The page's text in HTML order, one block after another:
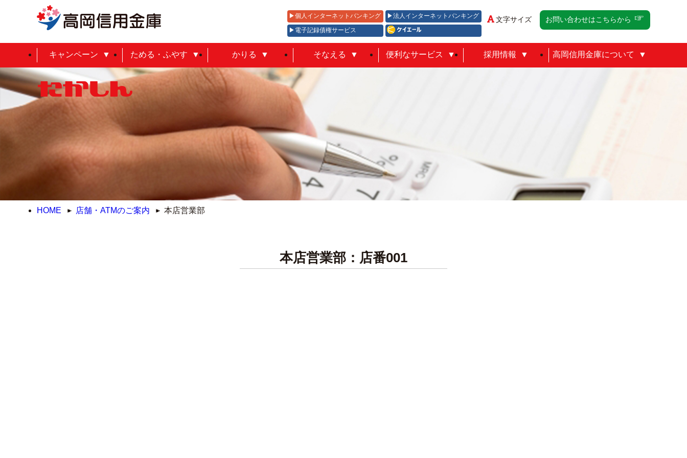
個人インターネットバンキング
法人インターネットバンキング
電子記録債権サービス
文字サイズ お問い合わせはこちらから
キャンペーン ためる・ふやす かりる そなえる 便利なサービス 採用情報 高岡信用金庫について
HOME 店舗・ATMのご案内 本店営業部
本店営業部：店番001